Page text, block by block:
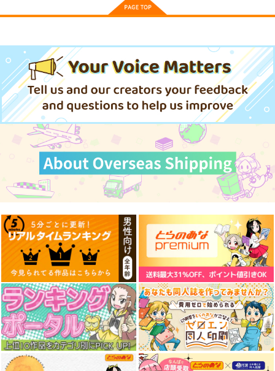
トッケビ
カート
その他 オリビエ
作品詳細 作品詳細
『MiSide：ミサイ
ド』-ミ
タ-160CMX50CM抱き
枕カバー【YC1315】
13,200円（税込）
その他 ミタ
サンプル
作品詳細
魔法少女ノ魔女裁判-
橘シェリ
ー-160CMX50CM抱き
枕カバー【YC1353】
eb
13,200円 （税込）
その他 橘シェリー
サンプル
作品詳細
ポ●モン -カナリ
ィ-160X50cm抱き枕
カバー【YC1355】
eb
13,200円（税込）
その他 カナリィ
サンプル
作品詳細
s Collection
ADSRecordings
1,650円 （税込）
サンプル
作品詳細
1,650円（税込）
サンプル
u
Hommarju
1,430 円（税込）
サンプル
CYQLE
INTX Rec.
3,144円（税込）
サンプル
ムセル 装甲騎兵ボト
ムズ
KIYO CLUB
2,357円（税込）
キリコ
サンプル
ミカイナマカイ
BBC
1,100円（税込）
浦飯幽助
サンプル